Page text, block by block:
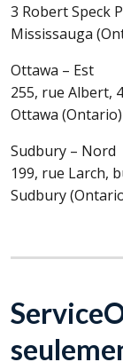
3 Robert Speck
Mississauga
Ottawa – Est
255, rue Albert,
Ottawa (Ontario)
Sudbury – Nord
199, rue Larch,
Sudbury